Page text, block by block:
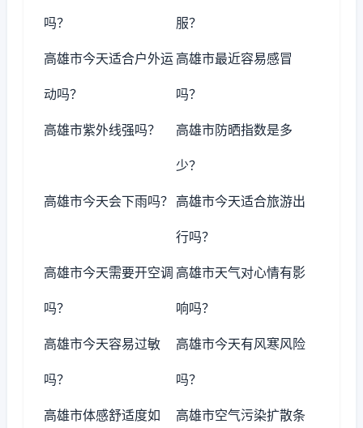
吗？ 服？
高雄市今天适合户外运
动吗？
高雄市最近容易感冒
吗？
高雄市紫外线强吗？ 高雄市防晒指数是多
少？
高雄市今天会下雨吗？ 高雄市今天适合旅游出
行吗？
高雄市今天需要开空调
吗？
高雄市天气对心情有影
响吗？
高雄市今天容易过敏
吗？
高雄市今天有风寒风险
吗？
高雄市体感舒适度如 高雄市空气污染扩散条